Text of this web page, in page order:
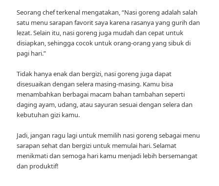
Seorang chef terkenal mengatakan, “Nasi goreng adalah salah
satu menu sarapan favorit saya karena rasanya yang gurih dan
lezat. Selain itu, nasi goreng juga mudah dan cepat untuk
disiapkan, sehingga cocok untuk orang-orang yang sibuk di
pagi hari.”
Tidak hanya enak dan bergizi, nasi goreng juga dapat
disesuaikan dengan selera masing-masing. Kamu bisa
menambahkan berbagai macam bahan tambahan seperti
daging ayam, udang, atau sayuran sesuai dengan selera dan
kebutuhan gizi kamu.
Jadi, jangan ragu lagi untuk memilih nasi goreng sebagai menu
sarapan sehat dan bergizi untuk memulai hari. Selamat
menikmati dan semoga hari kamu menjadi lebih bersemangat
dan produktif!